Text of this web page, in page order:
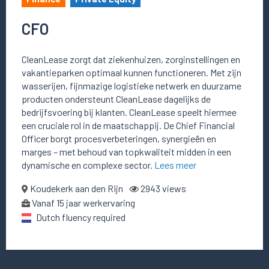
CFO
CleanLease zorgt dat ziekenhuizen, zorginstellingen en
vakantieparken optimaal kunnen functioneren. Met zijn
wasserijen, fijnmazige logistieke netwerk en duurzame
producten ondersteunt CleanLease dagelijks de
bedrijfsvoering bij klanten. CleanLease speelt hiermee
een cruciale rol in de maatschappij. De Chief Financial
Officer borgt procesverbeteringen, synergieën en
marges – met behoud van topkwaliteit midden in een
dynamische en complexe sector. Lees meer
Koudekerk aan den Rijn
2943 views
Vanaf 15 jaar werkervaring
Dutch fluency required